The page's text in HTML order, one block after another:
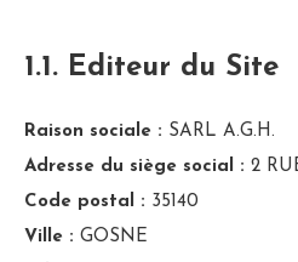
1.1. Editeur du Site
Raison sociale : SARL A.G.H.
Adresse du siège social : 2
Code postal : 35140
Ville : GOSNE